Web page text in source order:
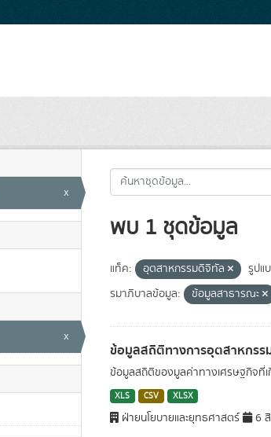
x
x
พบ 1 ชุดข้อมูล
แท็ค: อุตสาหกรรมดิจิทัล รูปแ
รมาภิบาลข้อมูล:
ข้อมูลสาธารณะ
ข้อมูลสถิติทางการอุตสาหกรร
ข้อมูลสถิติของมูลค่าทางเศรษฐกิจที่
XLS CSV XLSX
ฝ่ายนโยบายและยุทธศาสตร์ 6 สิ